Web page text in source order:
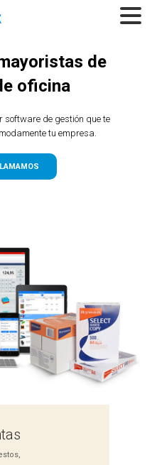
de
oficina
software de gestión que te
tu empresa.